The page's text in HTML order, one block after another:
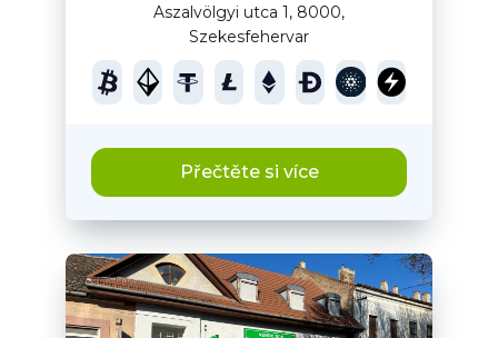
Aszalvölgyi utca 1, 8000,
Szekesfehervar
Přečtěte si více